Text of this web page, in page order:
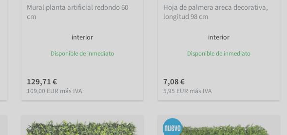
Mural planta artificial redondo 60
cm
interior
Disponible de inmediato
129,71 €
109,00 EUR más IVA
Hoja de palmera areca decorativa,
longitud 98 cm
interior
Disponible de inmediato
7,08 €
5,95 EUR más IVA